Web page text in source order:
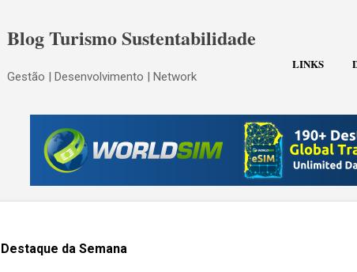
Blog Turismo Sustentabilidade
Gestão | Desenvolvimento | Network
LINKS
Destaque da Semana